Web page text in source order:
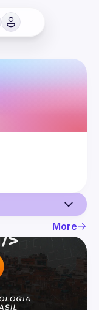
More